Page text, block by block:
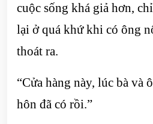
cuộc sống khá giả hơn,
lại ở quá khứ khi có ông
thoát ra.
“Cửa hàng này, lúc bà và
hôn đã có rồi.”